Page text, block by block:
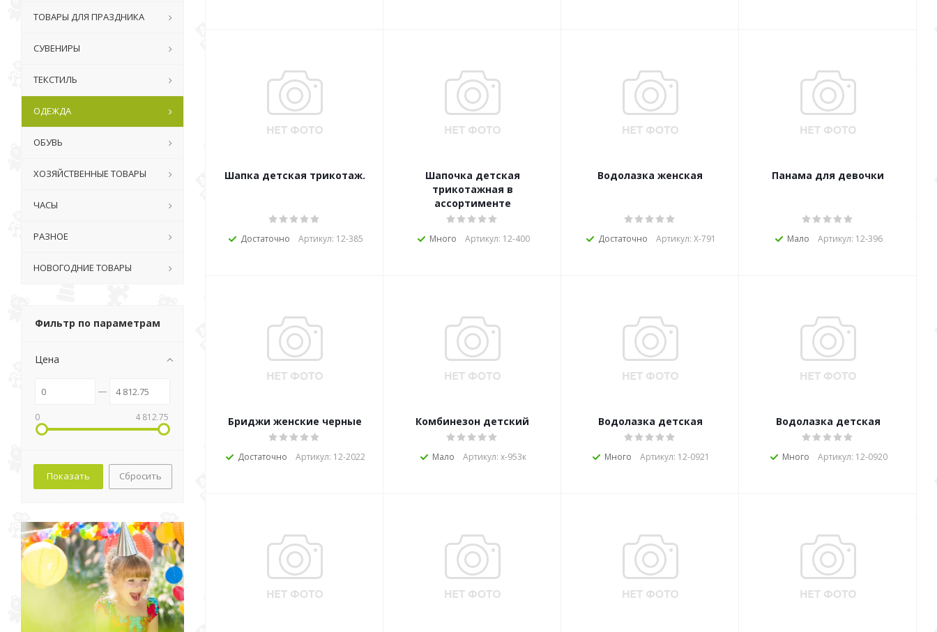
Шапка детская трикотаж.
Достаточно Артикул: 12-385
Шапочка детская
трикотажная в
ассортименте
Много Артикул: 12-400
Водолазка женская
Достаточно Артикул: Х-791
Панама для девочки
Мало Артикул: 12-396
Бриджи женские черные
Достаточно Артикул: 12-2022
Комбинезон детский
Мало Артикул: х-953к
Водолазка детская
Много Артикул: 12-0921
Водолазка детская
Много Артикул: 12-0920
ТОВАРЫ ДЛЯ ПРАЗДНИКА
СУВЕНИРЫ
ТЕКСТИЛЬ
ОДЕЖДА
ОБУВЬ
ХОЗЯЙСТВЕННЫЕ ТОВАРЫ
ЧАСЫ
РАЗНОЕ
НОВОГОДНИЕ ТОВАРЫ
Фильтр по параметрам
Цена
0 4 812.75
Сбросить